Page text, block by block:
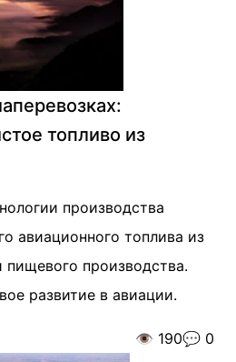
топливо из
производства
авиационного топлива из
пищевого производства.
развитие в авиации.
👁️ 190💬 0